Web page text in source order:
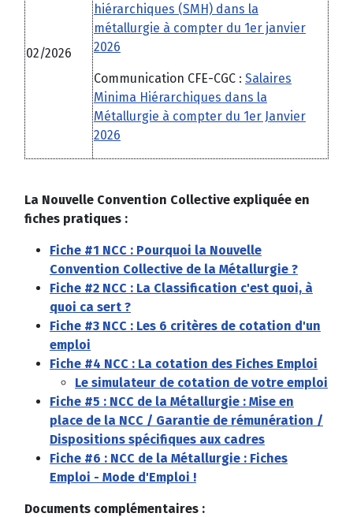
02/2026
hiérarchiques (SMH) dans la
métallurgie à compter du 1er janvier
2026
Communication CFE-CGC : Salaires
Minima Hiérarchiques dans la
Métallurgie à compter du 1er Janvier
2026
La Nouvelle Convention Collective expliquée en
fiches pratiques :
Fiche #1 NCC : Pourquoi la Nouvelle
Convention Collective de la Métallurgie ?
Fiche #2 NCC : La Classification c'est quoi, à
quoi ca sert ?
Fiche #3 NCC : Les 6 critères de cotation d'un
emploi
Fiche #4 NCC : La cotation des Fiches Emploi
Le simulateur de cotation de votre emploi
Fiche #5 : NCC de la Métallurgie : Mise en
place de la NCC / Garantie de rémunération /
Dispositions spécifiques aux cadres
Fiche #6 : NCC de la Métallurgie : Fiches
Emploi - Mode d'Emploi !
Documents complémentaires :